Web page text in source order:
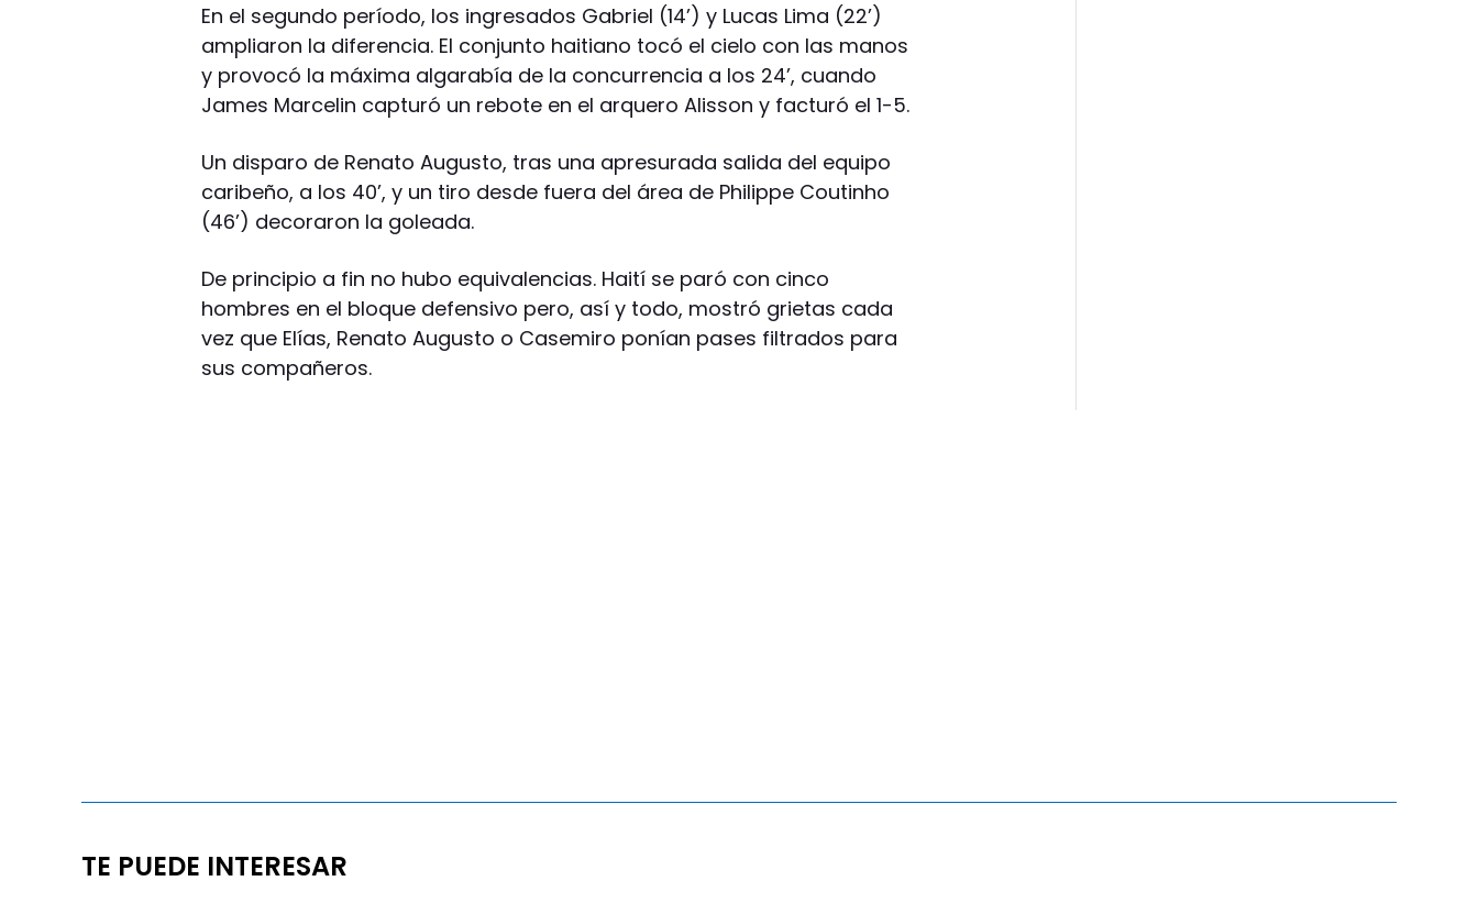
En el segundo período, los ingresados Gabriel (14’) y Lucas Lima (22’)
ampliaron la diferencia. El conjunto haitiano tocó el cielo con las manos
y provocó la máxima algarabía de la concurrencia a los 24’, cuando
James Marcelin capturó un rebote en el arquero Alisson y facturó el 1-5.
Un disparo de Renato Augusto, tras una apresurada salida del equipo
caribeño, a los 40’, y un tiro desde fuera del área de Philippe Coutinho
(46’) decoraron la goleada.
De principio a fin no hubo equivalencias. Haití se paró con cinco
hombres en el bloque defensivo pero, así y todo, mostró grietas cada
vez que Elías, Renato Augusto o Casemiro ponían pases filtrados para
sus compañeros.
TE PUEDE INTERESAR